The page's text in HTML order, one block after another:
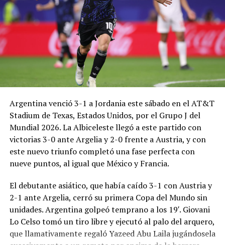
Argentina venció 3-1 a Jordania este sábado en el AT&T
Stadium de Texas, Estados Unidos, por el Grupo J del
Mundial 2026. La Albiceleste llegó a este partido con
victorias 3-0 ante Argelia y 2-0 frente a Austria, y con
este nuevo triunfo completó una fase perfecta con
nueve puntos, al igual que México y Francia.
El debutante asiático, que había caído 3-1 con Austria y
2-1 ante Argelia, cerró su primera Copa del Mundo sin
unidades. Argentina golpeó temprano a los 19′. Giovani
Lo Celso tomó un tiro libre y ejecutó al palo del arquero,
que llamativamente regaló Yazeed Abu Laila jugándosela